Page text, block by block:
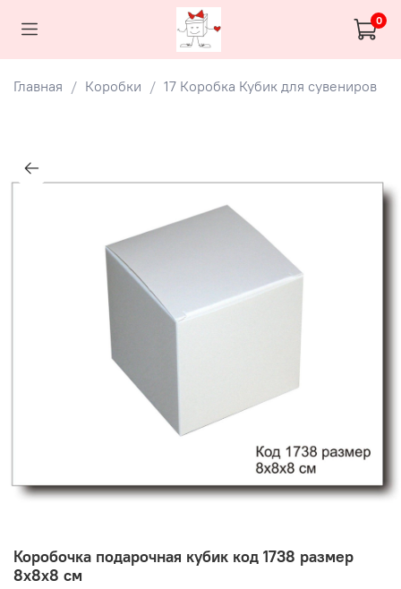
0
Главная Коробки 17 Коробка Кубик для сувениров
Коробочка подарочная кубик код 1738 размер
8х8х8 см